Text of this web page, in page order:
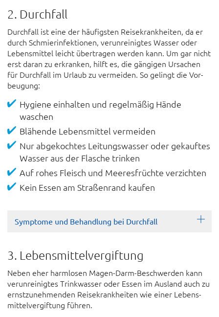
2. Durchfall
Durch­fall ist eine der häufigsten Reise­krank­heiten, da er
durch Schmier­infektionen, ver­un­reinigtes Wasser oder
Lebens­mittel leicht über­tragen werden kann. Um gar nicht
erst daran zu er­kranken, hilft es, die gängigen Ursachen
für Durch­fall im Urlaub zu ver­meiden. So gelingt die Vor­
beugung:
Hygiene einhalten und regel­mäßig Hände
waschen
Blähende Lebens­mittel ver­meiden
Nur abgekochtes Leitungs­wasser oder ge­kauftes
Wasser aus der Flasche trinken
Auf rohes Fleisch und Meeres­früchte ver­zichten
Kein Essen am Straßen­rand kaufen
Symptome und Behandlung bei Durchfall
3. Lebensmittelvergiftung
Neben eher harm­losen Magen-Darm-Be­schwer­den kann
verun­reinigtes Trink­wasser oder Essen im Aus­land auch zu
ernst­zu­nehmen­den Reise­krank­heiten wie einer Lebens­
mittel­ver­giftung führen.